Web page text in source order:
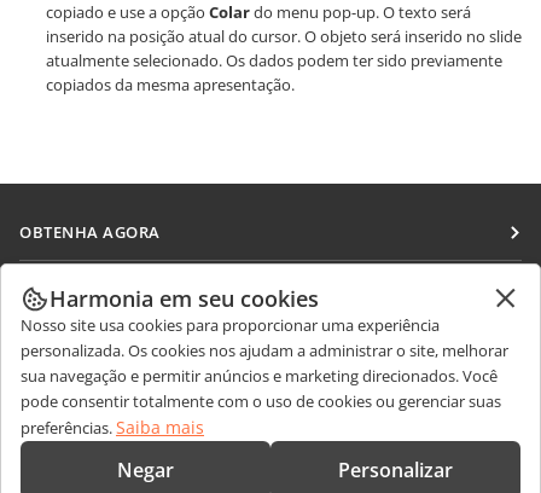
copiado e use a opção Colardo menu pop-up. O texto será
inserido na posição atual do cursor. O objeto será inserido no slide
atualmente selecionado. Os dados podem ter sido previamente
copiados da mesma apresentação.
OBTENHA AGORA
Docs
DocSpace
Workspace
Conectores
Aplicativos para desktop
Aplicativos móveis
COLABORAR
Para colaboradores
Para tradutores
Para influenciadores
Vagas
RECEBA NOTÍCIAS
Blog
OBTER AJUDA
Fórum
Cursos de treinamento
CONTATE-NOS
Harmonia em seu cookies
Nosso site usa cookies para proporcionar uma experiência
personalizada. Os cookies nos ajudam a administrar o site, melhorar
sua navegação e permitir anúncios e marketing direcionados. Você
pode consentir totalmente com o uso de cookies ou gerenciar suas
preferências.Saiba mais
Negar Personalizar